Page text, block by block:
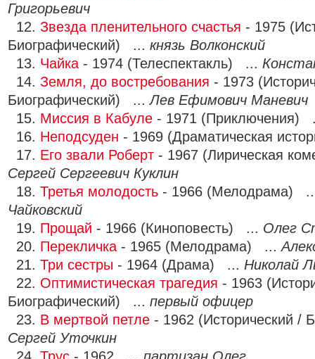
Григорьевич
12. Звезда пленительного счастья - 1975
Биографический) ... князь Волконский
13. Чайка - 1974 (Телеспектакль) ...
14. Земля, до востребования - 1973
Биографический) ...Лев Ефимович Маневич
15. Миссия в Кабуле - 1971 (Приключения)
16. Неподсуден - 1969 (Драматическая
17. Его звали Роберт - 1967 (Лирическая
Сергей Сергеевич Куклин
18. Третья молодость - 1966 (Мелодрама)
Чайковский
19. Прощай - 1966 (Киноповесть) ... Олег
20. Перекличка - 1965 (Мелодрама) ...
21. Три сестры - 1964 (Драма) ... Николай
22. Оптимистическая трагедия - 1963
Биографический) ... первый офицер
23. В мертвой петле - 1962 (Исторический /
Сергей Уточкин